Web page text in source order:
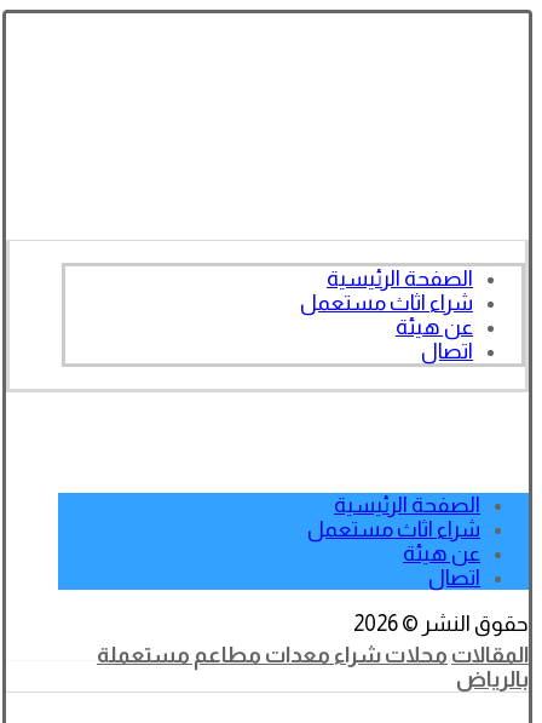
الصفحة الرئيسية
شراء اثاث مستعمل
عن هيئة
اتصال
الصفحة الرئيسية
شراء اثاث مستعمل
عن هيئة
اتصال
حقوق النشر © 2026
المقالات محلات شراء معدات مطاعم مستعملة
بالرياض